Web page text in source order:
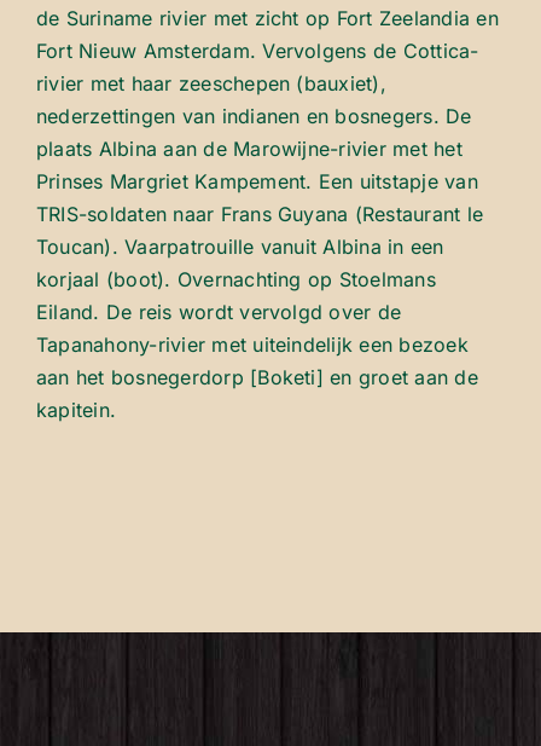
de Suriname rivier met zicht op Fort Zeelandia en
Fort Nieuw Amsterdam. Vervolgens de Cottica-
rivier met haar zeeschepen (bauxiet),
nederzettingen van indianen en bosnegers. De
plaats Albina aan de Marowijne-rivier met het
Prinses Margriet Kampement. Een uitstapje van
TRIS-soldaten naar Frans Guyana (Restaurant le
Toucan). Vaarpatrouille vanuit Albina in een
korjaal (boot). Overnachting op Stoelmans
Eiland. De reis wordt vervolgd over de
Tapanahony-rivier met uiteindelijk een bezoek
aan het bosnegerdorp [Boketi] en groet aan de
kapitein.